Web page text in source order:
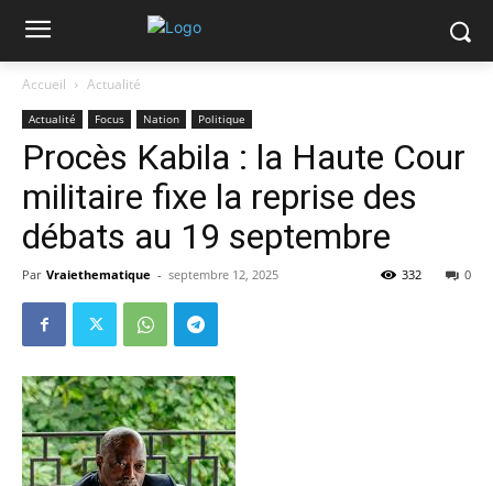
Accueil Actualité
Actualité Focus Nation Politique
Procès Kabila : la Haute Cour
militaire fixe la reprise des
débats au 19 septembre
Par Vraiethematique - septembre 12, 2025 0
332